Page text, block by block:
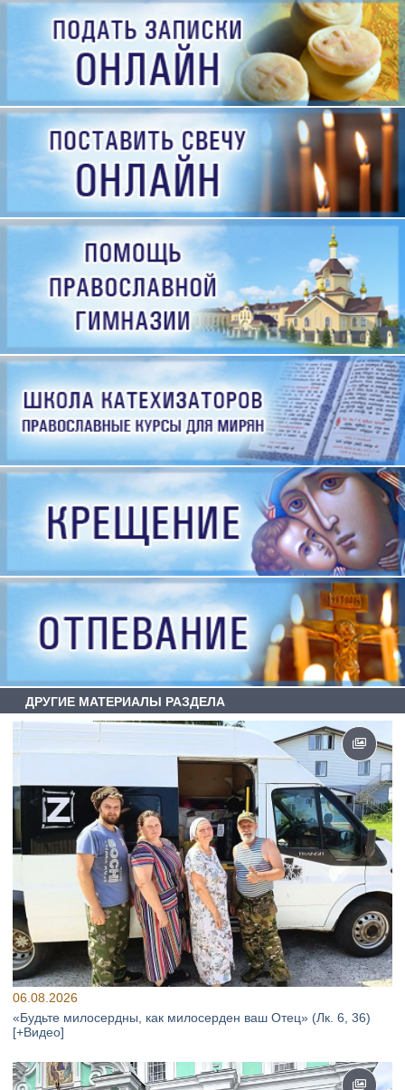
ДРУГИЕ МАТЕРИАЛЫ РАЗДЕЛА
06.08.2026
«Будьте милосердны, как милосерден ваш Отец» (Лк. 6, 36)
[+Видео]